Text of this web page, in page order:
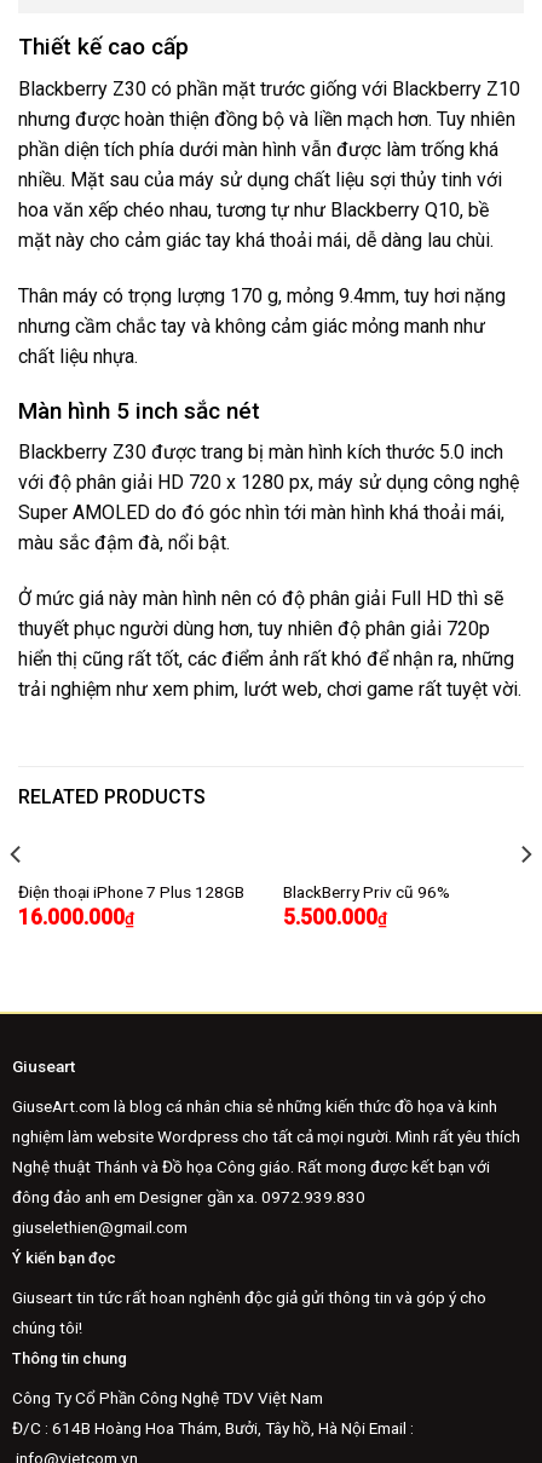
Thiết kế cao cấp
Blackberry Z30 có phần mặt trước giống với Blackberry Z10
nhưng được hoàn thiện đồng bộ và liền mạch hơn. Tuy nhiên
phần diện tích phía dưới màn hình vẫn được làm trống khá
nhiều. Mặt sau của máy sử dụng chất liệu sợi thủy tinh với
hoa văn xếp chéo nhau, tương tự như Blackberry Q10, bề
mặt này cho cảm giác tay khá thoải mái, dễ dàng lau chùi.
Thân máy có trọng lượng 170 g, mỏng 9.4mm, tuy hơi nặng
nhưng cầm chắc tay và không cảm giác mỏng manh như
chất liệu nhựa.
Màn hình 5 inch sắc nét
Blackberry Z30 được trang bị màn hình kích thước 5.0 inch
với độ phân giải HD 720 x 1280 px, máy sử dụng công nghệ
Super AMOLED do đó góc nhìn tới màn hình khá thoải mái,
màu sắc đậm đà, nổi bật.
Ở mức giá này màn hình nên có độ phân giải Full HD thì sẽ
thuyết phục người dùng hơn, tuy nhiên độ phân giải 720p
hiển thị cũng rất tốt, các điểm ảnh rất khó để nhận ra, những
trải nghiệm như xem phim, lướt web, chơi game rất tuyệt vời.
RELATED PRODUCTS
Điện thoại iPhone 7 Plus 128GB
16.000.000₫
BlackBerry Priv cũ 96%
5.500.000₫
Giuseart
GiuseArt.com là blog cá nhân chia sẻ những kiến thức đồ họa và kinh
nghiệm làm website Wordpress cho tất cả mọi người. Mình rất yêu thích
Nghệ thuật Thánh và Đồ họa Công giáo. Rất mong được kết bạn với
đông đảo anh em Designer gần xa. 0972.939.830
giuselethien@gmail.com
Ý kiến bạn đọc
Giuseart tin tức rất hoan nghênh độc giả gửi thông tin và góp ý cho
chúng tôi!
Thông tin chung
Công Ty Cổ Phần Công Nghệ TDV Việt Nam
Đ/C : 614B Hoàng Hoa Thám, Bưởi, Tây hồ, Hà Nội Email :
info@vietcom.vn